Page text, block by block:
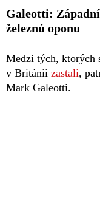
Galeotti:
železnú oponu
Medzi tých, ktorých
v Británii zastali,
Mark Galeotti.